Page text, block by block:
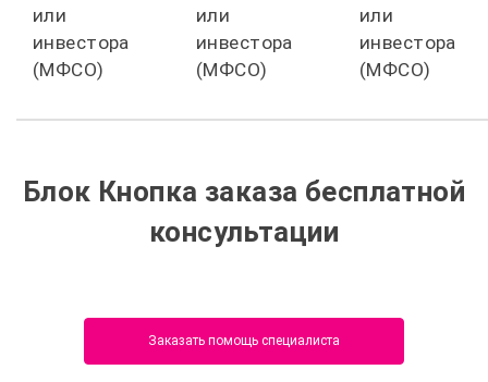
или
инвестора
(МФСО)
или
инвестора
(МФСО)
или
инвестора
(МФСО)
Блок Кнопка заказа бесплатной
консультации
Заказать помощь специалиста